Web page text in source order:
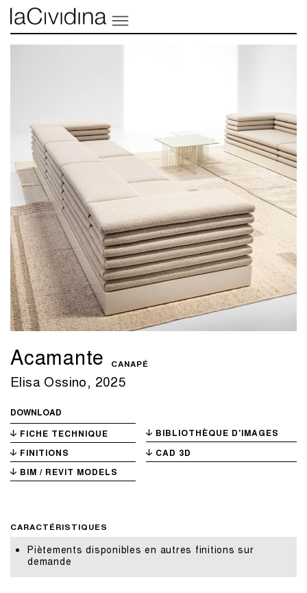
Acamante CANAPÉ
Elisa Ossino, 2025
DOWNLOAD
FICHE TECHNIQUE
BIBLIOTHÈQUE D'IMAGES
FINITIONS
CAD 3D
BIM / REVIT MODELS
CARACTÉRISTIQUES
Piètements disponibles en autres finitions sur
demande